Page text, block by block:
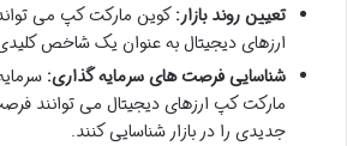
تعیین روند بازار:کوین مارکت کپ می تواند
ارزهای دیجیتال به عنوان یک شاخص
شناسایی فرصت های سرمایه گذاری:
مارکت کپ ارزهای دیجیتال می توانند
جدیدی را در بازار شناسایی کنند.